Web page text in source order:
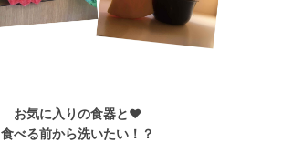
お気に入りの食器と❤︎
食べる前から洗いたい！？